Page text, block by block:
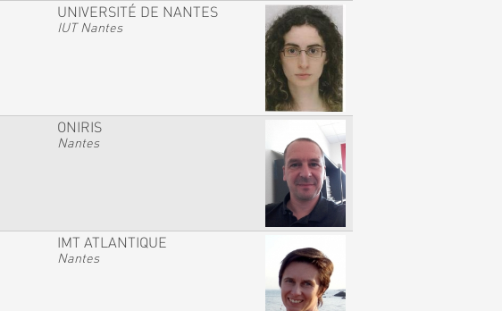
UNIVERSITÉ DE NANTES
IUT Nantes
ONIRIS
Nantes
IMT ATLANTIQUE
Nantes